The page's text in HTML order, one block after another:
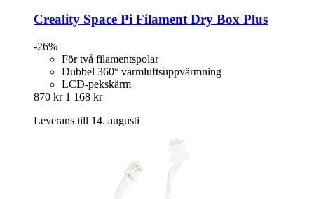
Creality Space Pi Filament Dry Box Plus
-26%
För två filamentspolar
Dubbel 360° varmluftsuppvärmning
LCD-pekskärm
870 kr 1 168 kr
Leverans till 14. augusti